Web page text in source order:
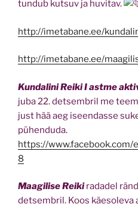
tundub kutsuv ja huvitav.
http://imetabane.ee/
http://imetabane.ee/
Kundalini Reiki I astme
juba 22. detsembril me
just hää aeg iseendasse
pühenduda.
https://
8
Maagilise Reikiradadel
detsembril. Koos käesoleva